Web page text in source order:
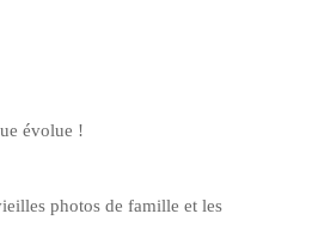
évolue !
photos de famille et les